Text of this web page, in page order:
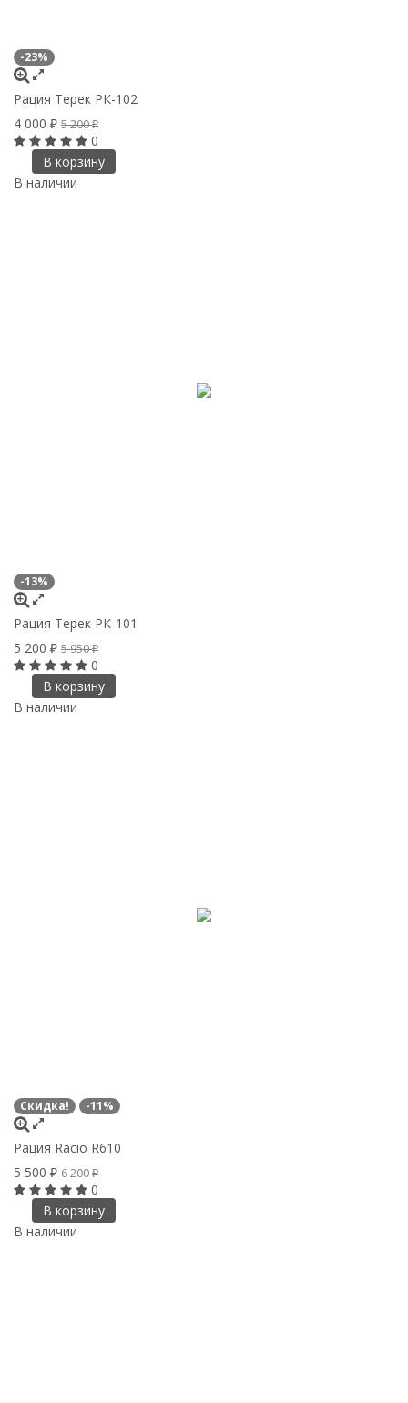
-23%
Рация Терек РК-102
4 000 ₽ 5 200₽
0
В корзину
В наличии
-13%
Рация Терек РК-101
5 200 ₽ 5 950₽
0
В корзину
В наличии
Скидка! -11%
Рация Racio R610
5 500 ₽ 6 200₽
0
В корзину
В наличии